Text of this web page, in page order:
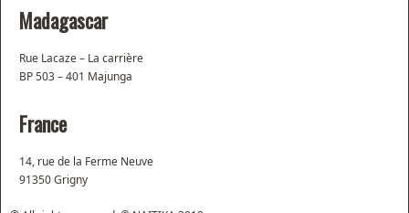
Madagascar
Rue Lacaze – La carrière
BP 503 – 401 Majunga
France
14, rue de la Ferme Neuve
91350 Grigny